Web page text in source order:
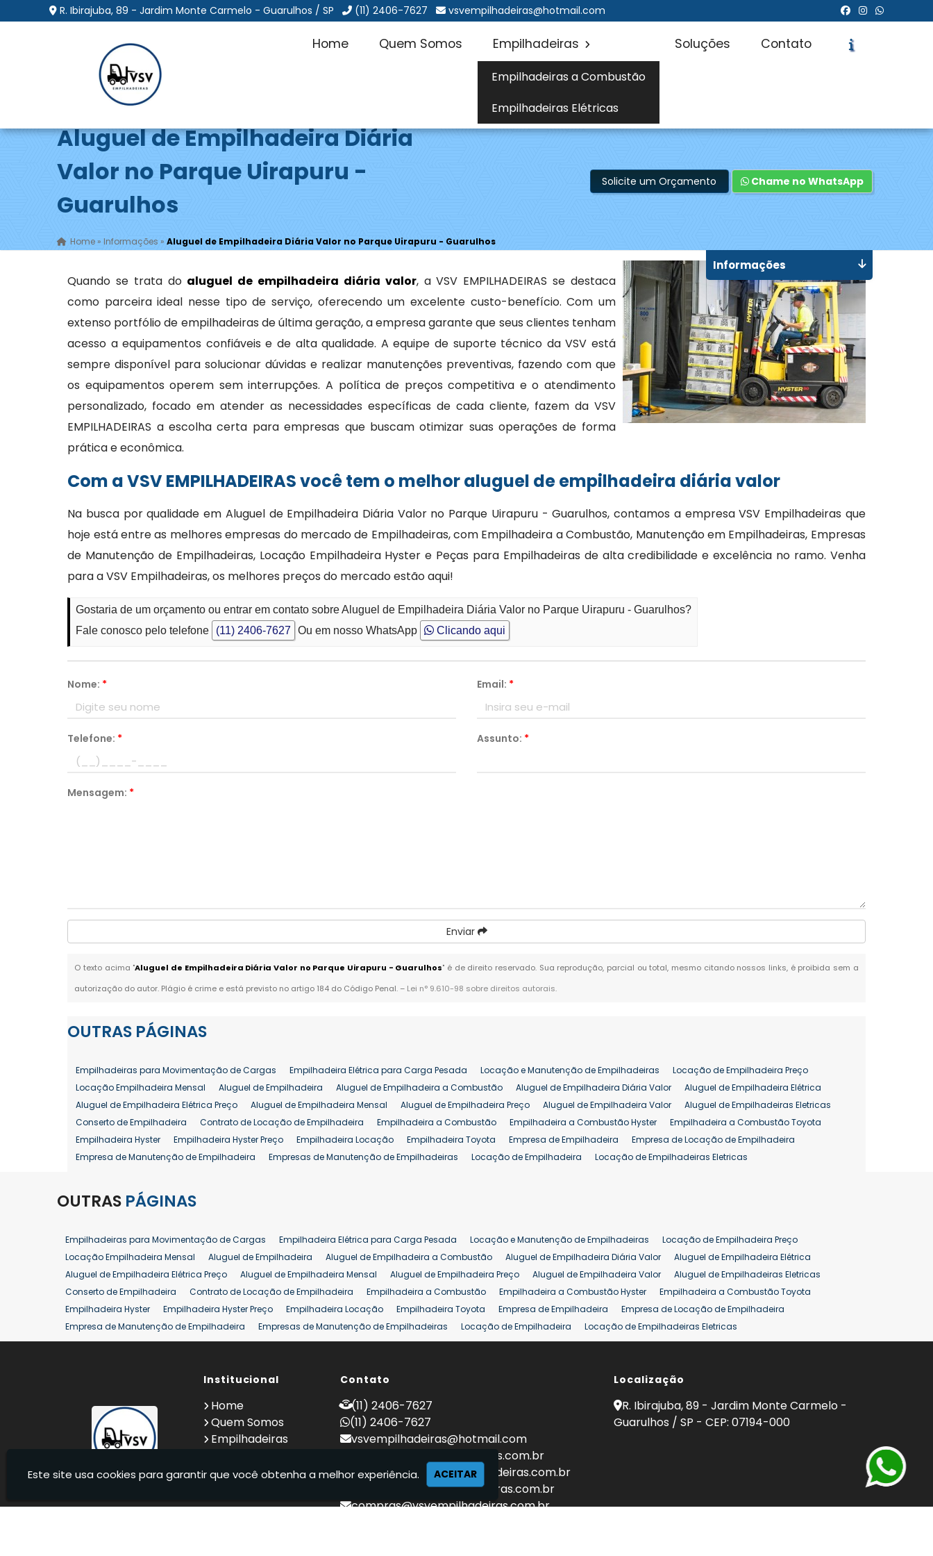
R. Ibirajuba, 89 - Jardim Monte Carmelo - Guarulhos / SP (11) 2406-7627 vsvempilhadeiras@hotmail.com
Home Quem Somos Empilhadeiras
Empilhadeiras a Combustão
Empilhadeiras Elétricas
Soluções Contato
Aluguel de Empilhadeira Diária
Valor no Parque Uirapuru -
Guarulhos
Home »Informações »Aluguel de Empilhadeira Diária Valor no Parque Uirapuru - Guarulhos
Solicite um Orçamento Chame no WhatsApp
Quando se trata do aluguel de empilhadeira diária valor, a VSV EMPILHADEIRAS se destaca
como parceira ideal nesse tipo de serviço, oferecendo um excelente custo-benefício. Com um
extenso portfólio de empilhadeiras de última geração, a empresa garante que seus clientes tenham
acesso a equipamentos confiáveis e de alta qualidade. A equipe de suporte técnico da VSV está
sempre disponível para solucionar dúvidas e realizar manutenções preventivas, fazendo com que
os equipamentos operem sem interrupções. A política de preços competitiva e o atendimento
personalizado, focado em atender as necessidades específicas de cada cliente, fazem da VSV
EMPILHADEIRAS a escolha certa para empresas que buscam otimizar suas operações de forma
prática e econômica.
Com a VSV EMPILHADEIRAS você tem o melhor aluguel de empilhadeira diária valor
Na busca por qualidade em Aluguel de Empilhadeira Diária Valor no Parque Uirapuru - Guarulhos, contamos a empresa VSV Empilhadeiras que
hoje está entre as melhores empresas do mercado de Empilhadeiras, com Empilhadeira a Combustão, Manutenção em Empilhadeiras, Empresas
de Manutenção de Empilhadeiras, Locação Empilhadeira Hyster e Peças para Empilhadeiras de alta credibilidade e excelência no ramo. Venha
para a VSV Empilhadeiras, os melhores preços do mercado estão aqui!
Gostaria de um orçamento ou entrar em contato sobre Aluguel de Empilhadeira Diária Valor no Parque Uirapuru - Guarulhos?
Fale conosco pelo telefone
(11) 2406-7627 Ou em nosso WhatsApp Clicando aqui
Nome: * Email: *
Telefone: * Assunto: *
Mensagem: *
Enviar
O texto acima "Aluguel de Empilhadeira Diária Valor no Parque Uirapuru - Guarulhos" é de direito reservado. Sua reprodução, parcial ou total, mesmo citando nossos links, é proibida sem a
autorização do autor. Plágio é crime e está previsto no artigo 184 do Código Penal. – Lei n° 9.610-98 sobre direitos autorais.
Informações
OUTRAS PÁGINAS
Empilhadeiras para Movimentação de Cargas Empilhadeira Elétrica para Carga Pesada Locação e Manutenção de Empilhadeiras
Locação de Empilhadeira Preço
Locação Empilhadeira Mensal
Aluguel de Empilhadeira Aluguel de Empilhadeira a Combustão Aluguel de Empilhadeira Diária Valor
Aluguel de Empilhadeira Elétrica
Aluguel de Empilhadeira Elétrica Preço
Aluguel de Empilhadeira Mensal Aluguel de Empilhadeira Preço Aluguel de Empilhadeira Valor
Aluguel de Empilhadeiras Eletricas
Conserto de Empilhadeira
Contrato de Locação de Empilhadeira Empilhadeira a Combustão Empilhadeira a Combustão Hyster
Empilhadeira a Combustão Toyota
Empilhadeira Hyster
Empilhadeira Hyster Preço Empilhadeira Locação Empilhadeira Toyota Empresa de Empilhadeira
Empresa de Locação de Empilhadeira
Empresa de Manutenção de Empilhadeira
Empresas de Manutenção de Empilhadeiras Locação de Empilhadeira
Locação de Empilhadeiras Eletricas
Manutenção em Empilhadeiras
Reforma de Empilhadeira
Aluguel de Empilhadeira 25 ton
Locação de Empilhadeira 25 ton Comprar Empilhadeira 25 ton Empilhadeira a Combustão 25 ton
Preço de Empilhadeira 25 ton
Venda Empilhadeiras 25 ton
OUTRAS PÁGINAS
Empilhadeiras para Movimentação de Cargas Empilhadeira Elétrica para Carga Pesada Locação e Manutenção de Empilhadeiras
Locação de Empilhadeira Preço
Locação Empilhadeira Mensal
Aluguel de Empilhadeira Aluguel de Empilhadeira a Combustão Aluguel de Empilhadeira Diária Valor
Aluguel de Empilhadeira Elétrica
Aluguel de Empilhadeira Elétrica Preço
Aluguel de Empilhadeira Mensal Aluguel de Empilhadeira Preço Aluguel de Empilhadeira Valor
Aluguel de Empilhadeiras Eletricas
Conserto de Empilhadeira
Contrato de Locação de Empilhadeira Empilhadeira a Combustão Empilhadeira a Combustão Hyster
Empilhadeira a Combustão Toyota
Empilhadeira Hyster
Empilhadeira Hyster Preço Empilhadeira Locação Empilhadeira Toyota Empresa de Empilhadeira
Empresa de Locação de Empilhadeira
Empresa de Manutenção de Empilhadeira
Empresas de Manutenção de Empilhadeiras Locação de Empilhadeira
Locação de Empilhadeiras Eletricas
Locação Empilhadeira Hyster
Locação Empilhadeira para Hipermercados Locação Empilhadeira para Mercados
Manutenção de Empilhadeiras
Comprar Empilhadeira Comprar Empilhadeira Elétrica Comprar Empilhadeira Hyster
Locação de Empilhadeira 25 ton
Comprar Empilhadeira 25 ton Empilhadeira a Combustão 25 ton Preço de Empilhadeira 25 ton Venda Empilhadeiras 25 ton
Institucional
Home
Quem Somos
Empilhadeiras
Informações
Contato
(11) 2406-7627
(11) 2406-7627
vsvempilhadeiras@hotmail.com
locacao@vsvempilhadeiras.com.br
manutencao@vsvempilhadeiras.com.br
financeiro@vsvempilhadeiras.com.br
compras@vsvempilhadeiras.com.br
Localização
R. Ibirajuba, 89 - Jardim Monte Carmelo -
Guarulhos / SP - CEP: 07194-000
Este site usa cookies para garantir que você obtenha a melhor experiência. ACEITAR